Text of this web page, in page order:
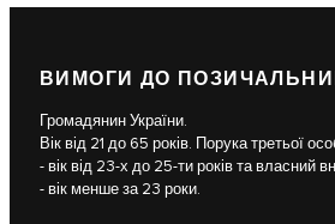
ВИМОГИ ДО
Громадянин України.
Вік від 21 до 65 років. Порука третьої
- вік від 23-х до 25-ти років та власний
- вік менше за 23 роки.